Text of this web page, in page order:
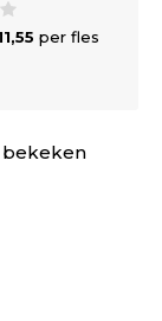
per fles
bekeken